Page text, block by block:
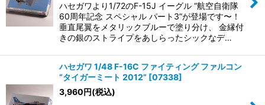
ハセガワより1/72のF-15J イーグル “航空自衛隊
60周年記念 スペシャル パート3”が登場です〜！
垂直尾翼をメタリックブルーで塗り分け、 金縁付
きの銀のストライプをあしらったシックなデ…
ハセガワ 1/48 F-16C ファイティング ファルコン
“タイガーミート 2012” [07338]
3,960円(税込)